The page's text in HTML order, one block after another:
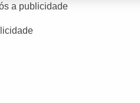
a publicidade